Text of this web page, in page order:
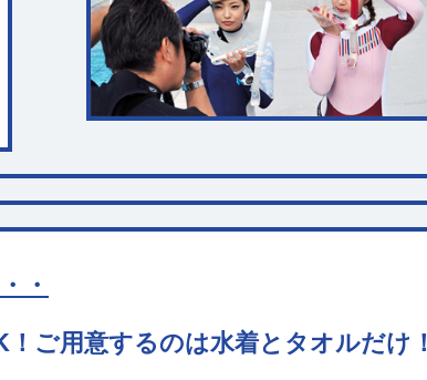
・
ご用意するのは水着とタオルだけ！